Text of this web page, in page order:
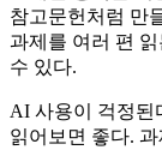
참고문헌처럼 만
과제를 여러 편
수 있다.
AI 사용이 걱정된
읽어보면 좋다.